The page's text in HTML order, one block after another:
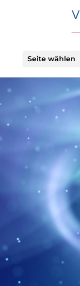
Seite wählen